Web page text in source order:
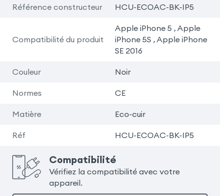
Référence constructeur HCU-ECOAC-BK-IP5
Compatibilité du produit
Apple iPhone 5 , Apple
iPhone 5S , Apple iPhone
SE 2016
Couleur Noir
Normes CE
Matière Eco-cuir
Réf HCU-ECOAC-BK-IP5
Compatibilité
Vérifiez la compatibilité avec votre
appareil.